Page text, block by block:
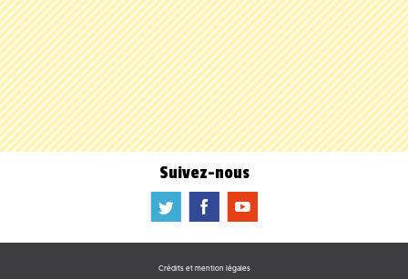
Suivez-nous
a b f
Crédits et mention légales